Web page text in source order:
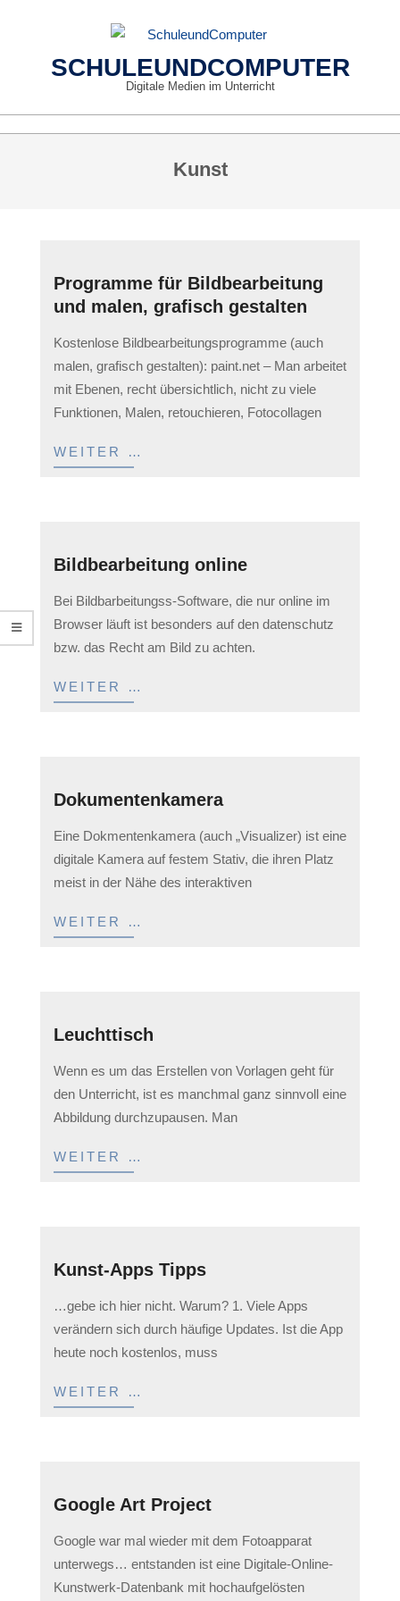
SCHULEUNDCOMPUTER
Digitale Medien im Unterricht
Kunst
Programme für Bildbearbeitung
und malen, grafisch gestalten
05-
12
Kostenlose Bildbearbeitungsprogramme (auch
malen, grafisch gestalten): paint.net – Man arbeitet
mit Ebenen, recht übersichtlich, nicht zu viele
Funktionen, Malen, retouchieren, Fotocollagen
WEITER …
Bildbearbeitung online
05-
12
Bei Bildbarbeitungss-Software, die nur online im
Browser läuft ist besonders auf den datenschutz
bzw. das Recht am Bild zu achten.
WEITER …
Dokumentenkamera
05-
12
Eine Dokmentenkamera (auch „Visualizer) ist eine
digitale Kamera auf festem Stativ, die ihren Platz
meist in der Nähe des interaktiven
WEITER …
Leuchttisch
05-
12
Wenn es um das Erstellen von Vorlagen geht für
den Unterricht, ist es manchmal ganz sinnvoll eine
Abbildung durchzupausen. Man
WEITER …
Kunst-Apps Tipps
05-
12
…gebe ich hier nicht. Warum? 1. Viele Apps
verändern sich durch häufige Updates. Ist die App
heute noch kostenlos, muss
WEITER …
Google Art Project
05-
12
Google war mal wieder mit dem Fotoapparat
unterwegs… entstanden ist eine Digitale-Online-
Kunstwerk-Datenbank mit hochaufgelösten